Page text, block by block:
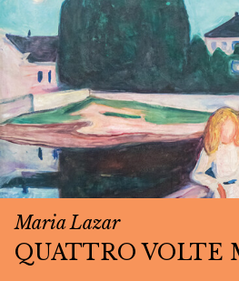
Maria Lazar
QUATTRO VOLTE